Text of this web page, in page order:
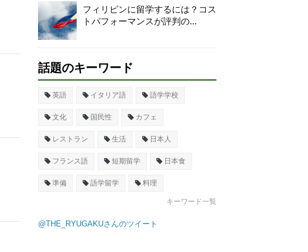
フィリピンに留学するには？コス
トパフォーマンスが評判の...
話題のキーワード
英語 イタリア語 語学学校
文化 国民性 カフェ
レストラン 生活 日本人
フランス語 短期留学 日本食
準備 語学留学 料理
キーワード一覧
@THE_RYUGAKUさんのツイート